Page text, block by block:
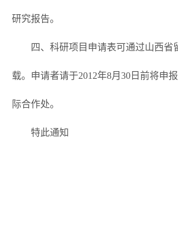
研究报告。
四、科研项目申请表可通过山西省
载。申请者请于2012年8月30日前将申
际合作处。
特此通知